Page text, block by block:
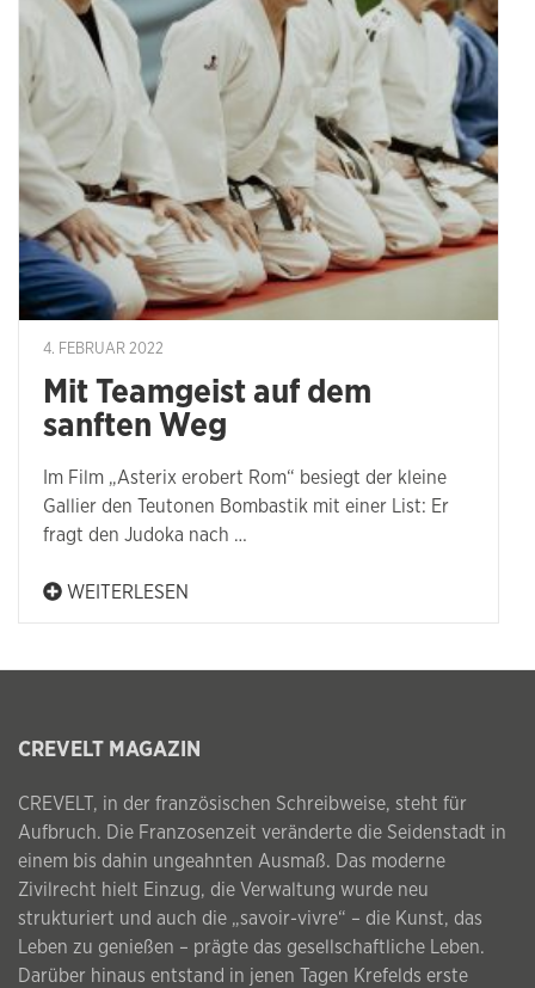
4. FEBRUAR 2022
Mit Teamgeist auf dem
sanften Weg
Im Film „Asterix erobert Rom“ besiegt der kleine
Gallier den Teutonen Bombastik mit einer List: Er
fragt den Judoka nach …
WEITERLESEN
CREVELT MAGAZIN
CREVELT, in der französischen Schreibweise, steht für
Aufbruch. Die Franzosenzeit veränderte die Seidenstadt in
einem bis dahin ungeahnten Ausmaß. Das moderne
Zivilrecht hielt Einzug, die Verwaltung wurde neu
strukturiert und auch die „savoir-vivre“ – die Kunst, das
Leben zu genießen – prägte das gesellschaftliche Leben.
Darüber hinaus entstand in jenen Tagen Krefelds erste